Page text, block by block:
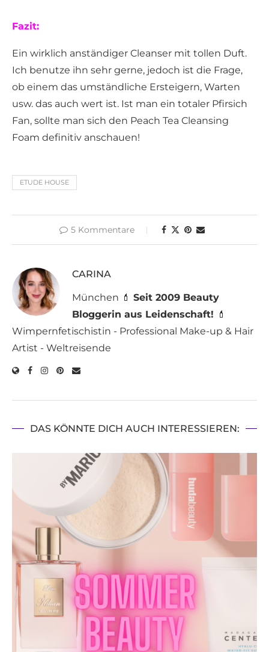
Fazit:
Ein wirklich anständiger Cleanser mit tollen Duft.
Ich benutze ihn sehr gerne, jedoch ist die Frage,
ob einem das umständliche Ersteigern, Warten
usw. das auch wert ist. Ist man ein totaler Pfirsich
Fan, sollte man sich den Peach Tea Cleansing
Foam definitiv anschauen!
ETUDE HOUSE
5 Kommentare
CARINA
München 💄 Seit 2009 Beauty
Bloggerin aus Leidenschaft! 💄
Wimpernfetischistin - Professional Make-up & Hair
Artist - Weltreisende
DAS KÖNNTE DICH AUCH INTERESSIEREN: